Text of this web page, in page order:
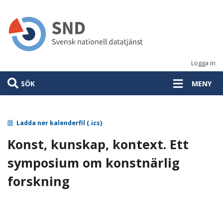
huvudinnehåll
Logga in
SÖK MENY
Ladda ner kalenderfil (.ics)
Konst, kunskap, kontext. Ett
symposium om konstnärlig
forskning